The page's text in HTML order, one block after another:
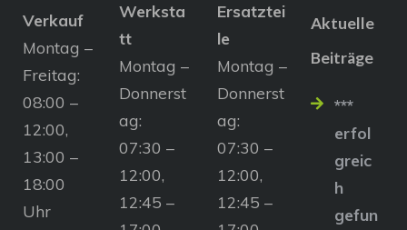
Verkauf
Montag –
Freitag:
08:00 –
12:00,
13:00 –
18:00
Uhr
Werksta
tt
Montag –
Donnerst
ag:
07:30 –
12:00,
12:45 –
Ersatztei
le
Montag –
Donnerst
ag:
07:30 –
12:00,
12:45 –
Aktuelle
Beiträge
***
erfol
greic
h
gefun